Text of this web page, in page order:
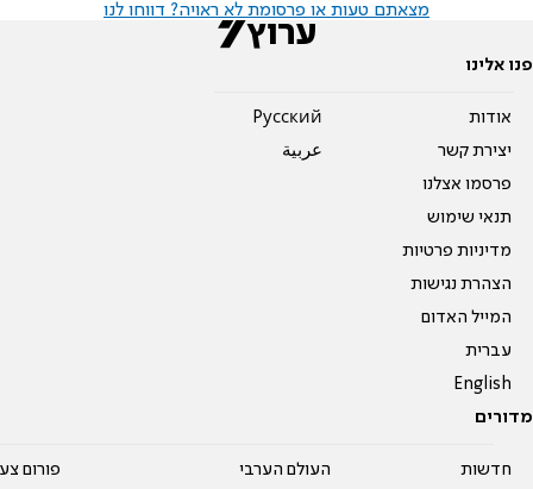
מצאתם טעות או פרסומת לא ראויה? דווחו לנו
פנו אלינו
אודות
יצירת קשר
פרסמו אצלנו
תנאי שימוש
מדיניות פרטיות
הצהרת נגישות
המייל האדום
עברית
English
Pусский
عربية
מדורים
חדשות העולם הערבי פורום